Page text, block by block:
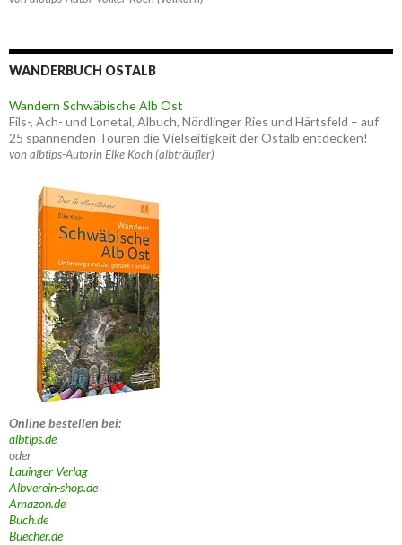
WANDERBUCH OSTALB
Wandern Schwäbische Alb Ost
Fils-, Ach- und Lonetal, Albuch, Nördlinger Ries und Härtsfeld – auf
25 spannenden Touren die Vielseitigkeit der Ostalb entdecken!
von albtips-Autorin Elke Koch (albträufler)
Online bestellen bei:
albtips.de
oder
Lauinger Verlag
Albverein-shop.de
Amazon.de
Buch.de
Buecher.de